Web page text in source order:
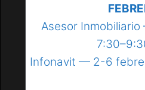
Asesor
Infonavit — 2-6